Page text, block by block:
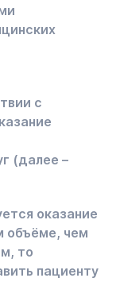
с
(далее –
оказание
объёме, чем
то
пациенту